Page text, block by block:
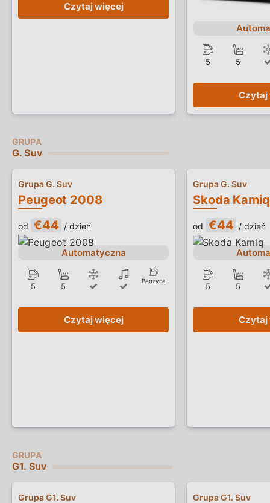
Czytaj więcej
5 5
Czytaj
G. Suv
Peugeot 2008
Grupa G. Suv
od €44 / dzień
Automatyczna
5 5
Benzyna
Czytaj więcej
Skoda Kamiq
Grupa G. Suv
od €44 / dzień
5 5
Czytaj
G1. Suv
Grupa G1. Suv Grupa G1. Suv